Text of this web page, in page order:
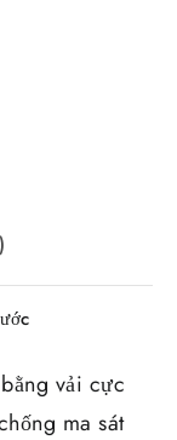
vải cực
ma sát